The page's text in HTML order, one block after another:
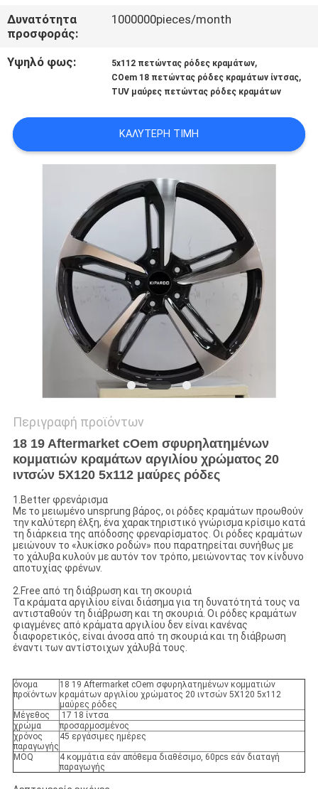
ΖΗΤΉΣΤΕ
ΈΝΑ
ΑΠΌΣΠΑΣΜΑ
SITEMAP
PRIVACY
Δυνατότητα
προσφοράς:
1000000pieces/month
Υψηλό φως: 5x112 πετώντας ρόδες κραμάτων,
COem 18 πετώντας ρόδες κραμάτων ίντσας,
TUV μαύρες πετώντας ρόδες κραμάτων
ΚΑΛΎΤΕΡΗ ΤΙΜΉ
Περιγραφή προϊόντων
18 19 Aftermarket cOem σφυρηλατημένων
κομματιών κραμάτων αργιλίου χρώματος 20
ιντσών 5X120 5x112 μαύρες ρόδες
1.Better φρενάρισμα
Με το μειωμένο unsprung βάρος, οι ρόδες κραμάτων προωθούν
την καλύτερη έλξη, ένα χαρακτηριστικό γνώρισμα κρίσιμο κατά
τη διάρκεια της απόδοσης φρεναρίσματος. Οι ρόδες κραμάτων
μειώνουν το «λυκίσκο ροδών» που παρατηρείται συνήθως με
το χάλυβα κυλούν με αυτόν τον τρόπο, μειώνοντας τον κίνδυνο
αποτυχίας φρένων.
2.Free από τη διάβρωση και τη σκουριά
Τα κράματα αργιλίου είναι διάσημα για τη δυνατότητά τους να
αντισταθούν τη διάβρωση και τη σκουριά. Οι ρόδες κραμάτων
φιαγμένες από κράματα αργιλίου δεν είναι κανένας
διαφορετικός, είναι άνοσα από τη σκουριά και τη διάβρωση
έναντι των αντίστοιχων χάλυβά τους.
όνομα
προϊόντων
18 19 Aftermarket cOem σφυρηλατημένων κομματιών
κραμάτων αργιλίου χρώματος 20 ιντσών 5X120 5x112
μαύρες ρόδες
Μέγεθος
17 18 ίντσα
χρώμα
προσαρμοσμένος
χρόνος
παραγωγής
45 εργάσιμες ημέρες
MOQ
4 κομμάτια εάν απόθεμα διαθέσιμο, 60pcs εάν διαταγή
παραγωγής